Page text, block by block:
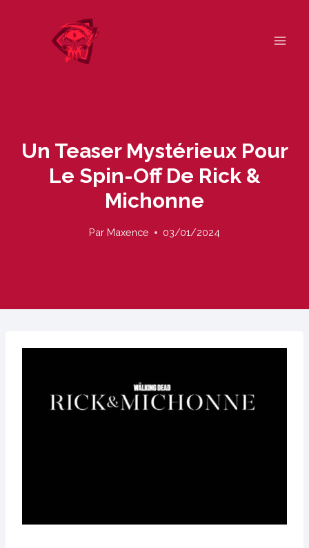
Un Teaser Mystérieux Pour
Le Spin-Off De Rick &
Michonne
Par Maxence 03/01/2024